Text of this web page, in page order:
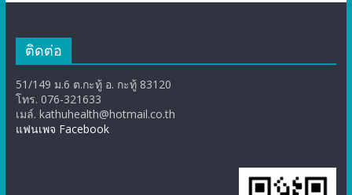
ติดต่อ
51/149 ม.6 ต.กะทู้ อ. กะทู้ 83120
โทร. 076-321633
เมล์. kathuhealth@hotmail.co.th
แฟนเพจ Facebook